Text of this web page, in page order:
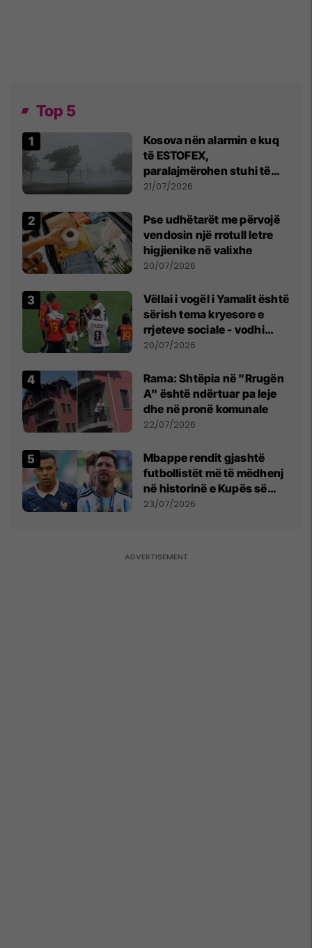
Top 5
Kosova nën alarmin e kuq
të ESTOFEX,
paralajmërohen stuhi të
fuqishme me breshër dhe
21/07/2026
Pse udhëtarët me përvojë
vendosin një rrotull letre
higjienike në valixhe
20/07/2026
Vëllai i vogël i Yamalit është
sërish tema kryesore e
rrjeteve sociale - vodhi
vëmendjen pas finales së
20/07/2026
Rama: Shtëpia në "Rrugën
A" është ndërtuar pa leje
dhe në pronë komunale
22/07/2026
Mbappe rendit gjashtë
futbollistët më të mëdhenj
në historinë e Kupës së
Botës, Messi mbetet i dyti
23/07/2026